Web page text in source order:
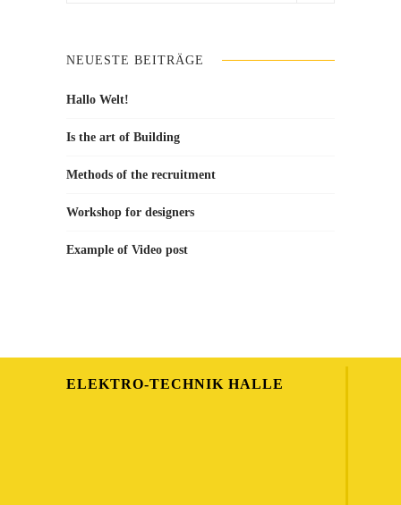
NEUESTE BEITRÄGE
Hallo Welt!
Is the art of Building
Methods of the recruitment
Workshop for designers
Example of Video post
ELEKTRO-TECHNIK HALLE